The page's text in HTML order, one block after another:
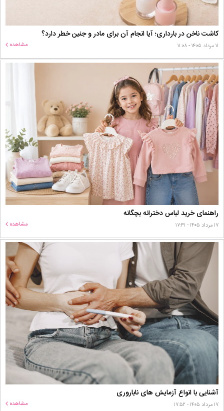
کاشت ناخن در بارداری؛ آیا انجام آن برای مادر و جنین خطر دارد؟
۱۱ مرداد ۱۴۰۵ - ۱۱:۰۸ مشاهده
راهنمای خرید لباس دخترانه بچگانه
۱۷ مرداد ۱۴۰۵ - ۱۷:۳۱ مشاهده
آشنایی با انواع آزمایش های ناباروری
۱۷ مرداد ۱۴۰۵ - ۱۷:۵۲ مشاهده